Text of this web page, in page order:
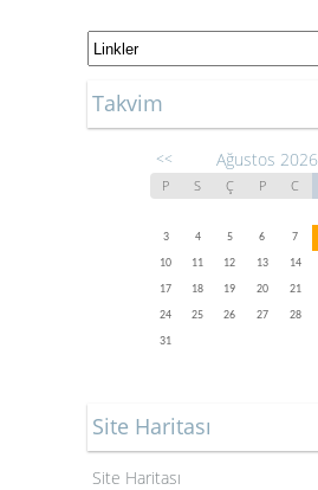
Takvim
<< Ağustos 2026
P S Ç P C
3
4 5 6 7
10
11 12 13 14
17
18 19 20 21
24
25 26 27 28
31
Site Haritası
Site Haritası